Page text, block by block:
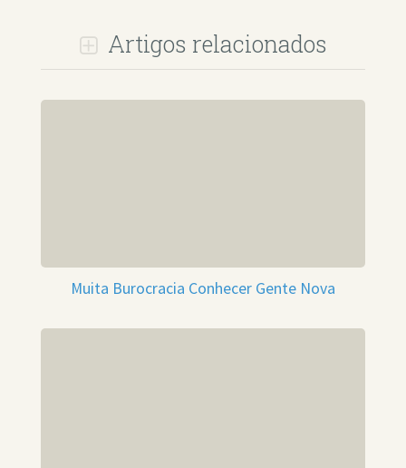
Artigos relacionados
Muita Burocracia Conhecer Gente Nova